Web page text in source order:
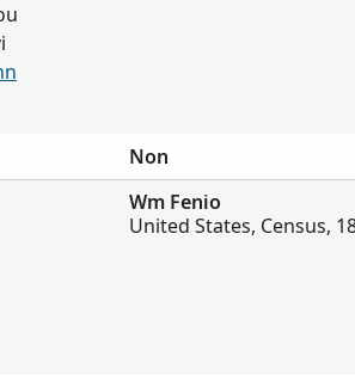
Non
Wm Fenio
United States, Census,